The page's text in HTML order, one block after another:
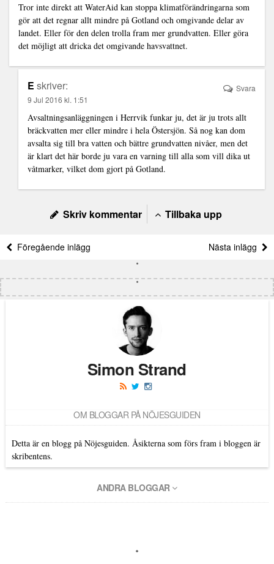
Tror inte direkt att WaterAid kan stoppa klimatförändringarna som
gör att det regnar allt mindre på Gotland och omgivande delar av
landet. Eller för den delen trolla fram mer grundvatten. Eller göra
det möjligt att dricka det omgivande havsvattnet.
E skriver:
9 Jul 2016 kl. 1:51
Avsaltningsanläggningen i Herrvik funkar ju, det är ju trots allt
bräckvatten mer eller mindre i hela Östersjön. Så nog kan dom
avsalta sig till bra vatten och bättre grundvatten nivåer, men det
är klart det här borde ju vara en varning till alla som vill dika ut
våtmarker, vilket dom gjort på Gotland.
Svara
Skriv kommentar Tillbaka upp
Föregående inlägg Nästa inlägg
Simon Strand
OM BLOGGAR PÅ NÖJESGUIDEN
Detta är en blogg på Nöjesguiden. Åsikterna som förs fram i bloggen är
skribentens.
ANDRA BLOGGAR